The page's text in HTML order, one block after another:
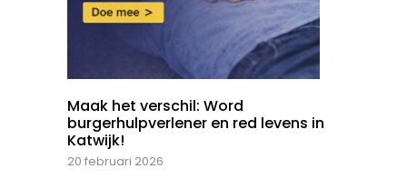
Maak het verschil: Word
burgerhulpverlener en red levens in
Katwijk!
20 februari 2026